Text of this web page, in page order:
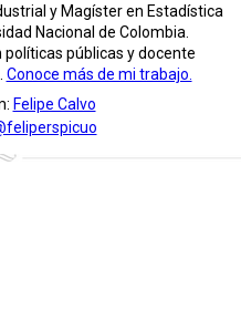
y Magíster en Estadística
Nacional de Colombia.
políticas públicas y docente
Conoce más de mi trabajo.
Felipe Calvo